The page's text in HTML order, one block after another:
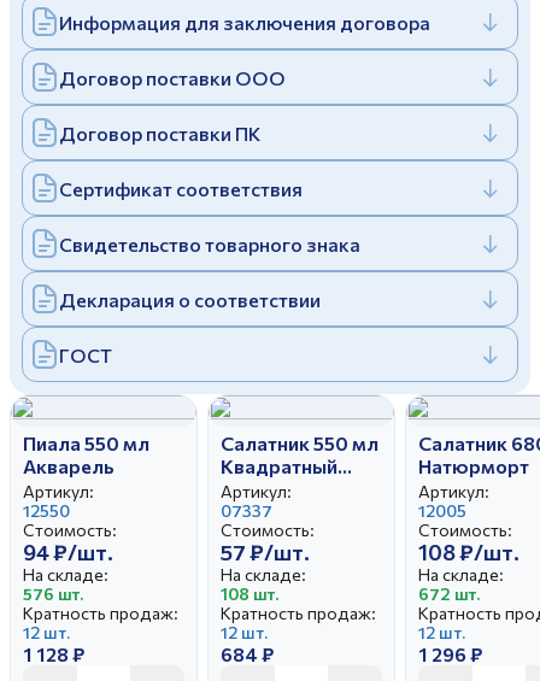
Отправить
Заполняя и отправляя форму, вы соглашаетесь
cполитикой конфиденциальности
Заполняя и отправляя форму, вы соглашаетесь
cполитикой конфиденциальности
Дулевский фарфоровый завод ©
Политика конфиденциальности
Информация для заключения договора
Договор поставки ООО
Договор поставки ПК
Сертификат соответствия
Свидетельство товарного знака
Декларация о соответствии
ГОСТ
Пиала 550 мл
Акварель
Артикул:
12550
Стоимость:
94 ₽/шт.
На складе:
576 шт.
Кратность продаж:
12 шт.
1 128 ₽
Салатник 550 мл
Квадратный
Цветущий луг
Артикул:
07337
Стоимость:
57 ₽/шт.
На складе:
108 шт.
Кратность продаж:
12 шт.
684 ₽
Салатник
Натюрморт
Артикул:
12005
Стоимость:
108 ₽/шт.
На складе:
672 шт.
Кратность
12 шт.
1 296 ₽